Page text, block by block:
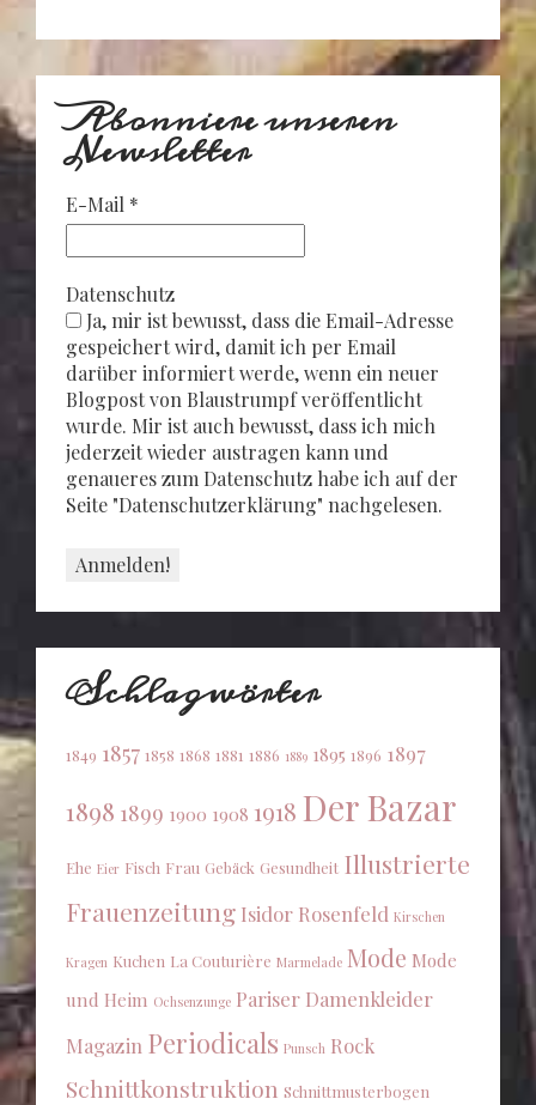
Abonniere unseren
Newsletter
E-Mail *
Datenschutz
Ja, mir ist bewusst, dass die Email-Adresse
gespeichert wird, damit ich per Email
darüber informiert werde, wenn ein neuer
Blogpost von Blaustrumpf veröffentlicht
wurde. Mir ist auch bewusst, dass ich mich
jederzeit wieder austragen kann und
genaueres zum Datenschutz habe ich auf der
Seite "Datenschutzerklärung" nachgelesen.
Schlagwörter
1849 1857 1858 1868 1881 1886 1889 1895 1896 1897
1898 1899 1900 1908 1918 Der Bazar
Ehe Eier Fisch Frau Gebäck Gesundheit Illustrierte
Frauenzeitung Isidor Rosenfeld Kirschen
Kragen Kuchen La Couturière Marmelade Mode Mode
und Heim Ochsenzunge Pariser Damenkleider
Magazin Periodicals Punsch Rock
Schnittkonstruktion Schnittmusterbogen